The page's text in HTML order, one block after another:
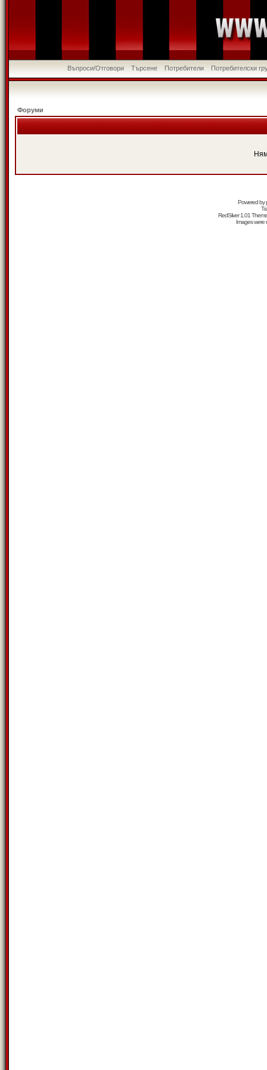
Въпроси/Отговори Търсене Потребители Потребителски
Форуми
Powered by
RedSilver 1.01
Images were